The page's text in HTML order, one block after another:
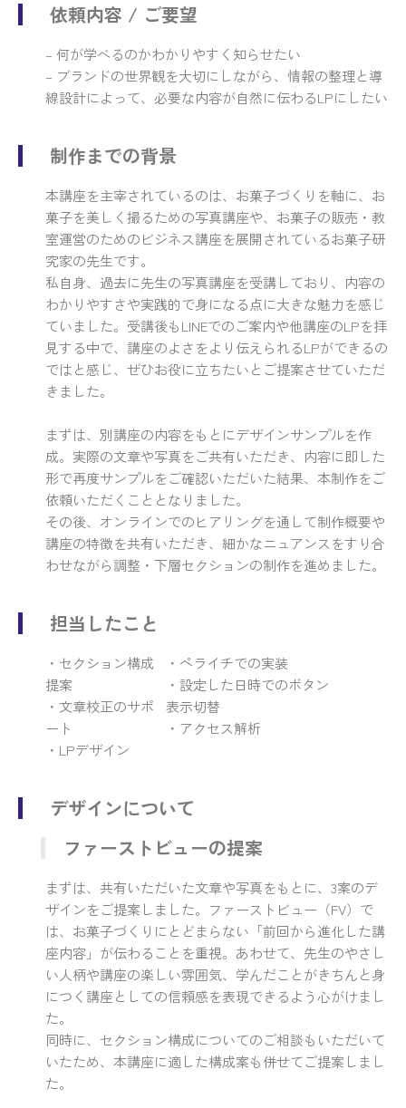
依頼内容 / ご要望
– 何が学べるのかわかりやすく知らせたい
– ブランドの世界観を大切にしながら、情報の整理と導
線設計によって、必要な内容が自然に伝わるLPにしたい
制作までの背景
本講座を主宰されているのは、お菓子づくりを軸に、お
菓子を美しく撮るための写真講座や、お菓子の販売・教
室運営のためのビジネス講座を展開されているお菓子研
究家の先生です。
私自身、過去に先生の写真講座を受講しており、 内容の
わかりやすさや実践的で身になる点に大きな魅力を感じ
ていました。受講後もLINEでのご案内や他講座のLPを拝
見する中で、講座のよさをより伝えられるLPができるの
ではと感じ、ぜひお役に立ちたいとご提案させていただ
きました。
まずは、別講座の内容をもとにデザインサンプルを作
成。実際の文章や写真をご共有いただき、内容に即した
形で再度サンプルをご確認いただいた結果、本制作をご
依頼いただくこととなりました。
その後、オンラインでのヒアリングを通して制作概要や
講座の特徴を共有いただき、細かなニュアンスをすり合
わせながら調整・下層セクションの制作を進めました。
担当したこと
・セクション構成
提案
・文章校正のサポ
ート
・LPデザイン
・ペライチでの実装
・設定した日時でのボタン
表示切替
・アクセス解析
デザインについて
ファーストビューの提案
まずは、共有いただいた文章や写真をもとに、3案のデ
ザインをご提案しました。ファーストビュー（FV）で
は、お菓子づくりにとどまらない「前回から進化した講
座内容」が伝わることを重視。あわせて、先生のやさし
い人柄や講座の楽しい雰囲気、学んだことがきちんと身
につく講座としての信頼感を表現できるよう心がけまし
た。
同時に、セクション構成についてのご相談もいただいて
いたため、本講座に適した構成案も併せてご提案しまし
た。